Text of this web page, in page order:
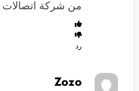
من شركة اتصالات
رد
Zozo